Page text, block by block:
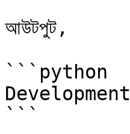
আউটপুট,
```python
Development
```